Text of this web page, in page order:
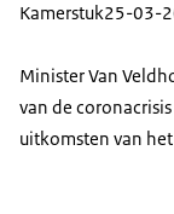
Kamerstuk25-03-
Minister Van
van de
uitkomsten van